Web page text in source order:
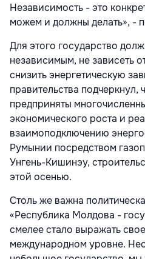
Независимость - это
можем и должны делать», -
Для этого государство
независимым, не зависеть
снизить энергетическую
правительства подчеркнул,
предприняты
экономического роста и
взаимоподключению
Румынии посредством
Унгень-Кишинэу,
этой осенью.
Столь же важна
«Республика Молдова -
смелее стало выражать
международном уровне.